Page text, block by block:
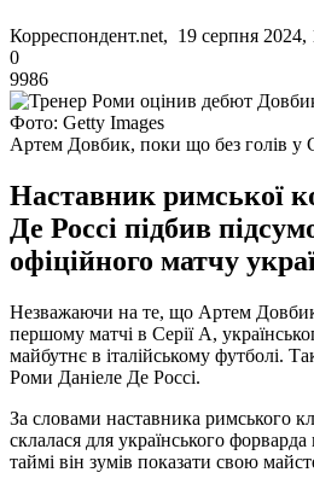
Корреспондент.net, 19 серпня 2024,
0
9986
Фото: Getty Images
Артем Довбик, поки що без голів у
Наставник римської
Де Россі підбив
офіційного матчу
Незважаючи на те, що Артем
першому матчі в Серії А,
майбутнє в італійському футболі.
Роми Даніеле Де Россі.
За словами наставника римського
склалася для українського
таймі він зумів показати свою